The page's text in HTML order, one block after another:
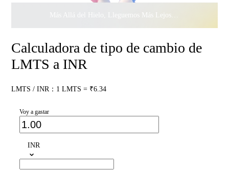
Más Allá del Hielo, Lleguemos Más Lejos Juntos ·
Calculadora de tipo de cambio de
LMTS a INR
LMTS / INR：1 LMTS = ₹6.34
Voy a gastar
INR